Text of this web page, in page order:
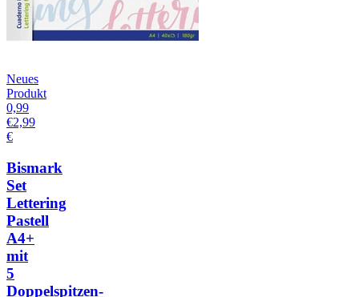
Neues
Produkt
0,99
€2,99
€
Bismark
Set
Lettering
Pastell
A4+
mit
5
Doppelspitzen-